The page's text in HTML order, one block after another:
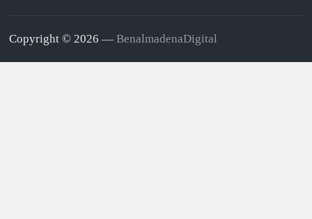
Copyright © 2026 —BenalmadenaDigital